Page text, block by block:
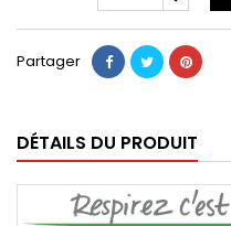
Partager
DÉTAILS DU PRODUIT